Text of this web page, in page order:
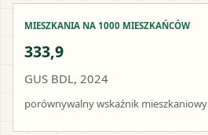
MIESZKANIA NA 1000 MIESZKAŃCÓW
333,9
GUS BDL, 2024
porównywalny wskaźnik mieszkaniowy